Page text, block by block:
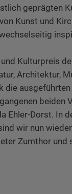
geprägten
Kunst und
Kulturpreis
Architektur,
die
beiden
Ehler-Dorst. In
wir nun
Zumthor und